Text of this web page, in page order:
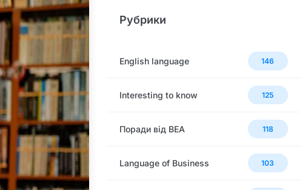
Рубрики
English language 146
Interesting to know 125
Поради від BEA 118
Language of Business 103